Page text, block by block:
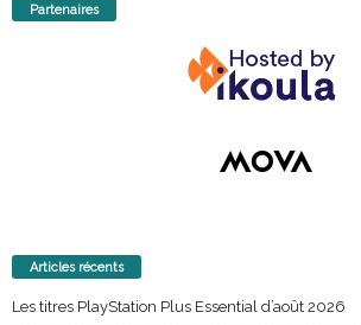
Partenaires
Articles récents
Les titres PlayStation Plus Essential d’août 2026